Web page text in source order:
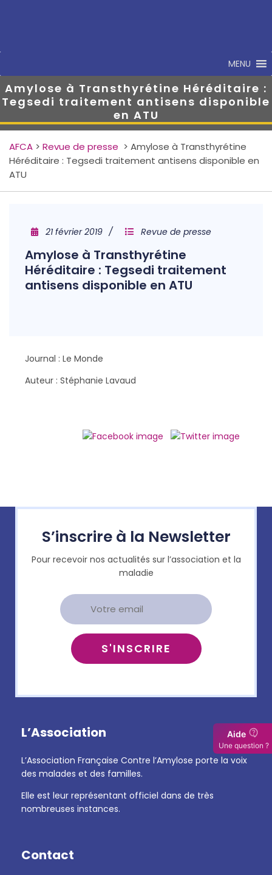
MENU
Amylose à Transthyrétine Héréditaire :
Tegsedi traitement antisens disponible
en ATU
AFCA > Revue de presse > Amylose à Transthyrétine
Héréditaire : Tegsedi traitement antisens disponible en
ATU
21 février 2019 Revue de presse
Amylose à Transthyrétine
Héréditaire : Tegsedi traitement
antisens disponible en ATU
Journal : Le Monde
Auteur : Stéphanie Lavaud
S’inscrire à la Newsletter
Pour recevoir nos actualités sur l’association et la
maladie
L’Association
L’Association Française Contre l’Amylose porte la voix
des malades et des familles.
Elle est leur représentant officiel dans de très
nombreuses instances.
Contact
Aide
Une question ?